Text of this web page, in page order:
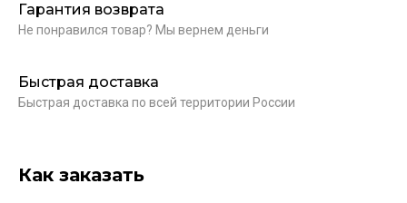
Гарантия возврата
Не понравился товар? Мы вернем деньги
Быстрая доставка
Быстрая доставка по всей территории России
Как заказать